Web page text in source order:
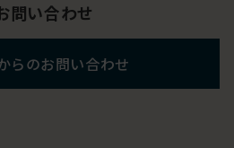
問い合わせ
らのお問い合わせ